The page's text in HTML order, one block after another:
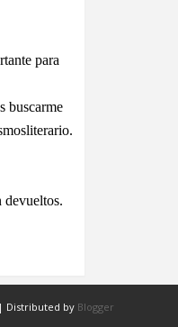
para
buscarme
devueltos.
| Distributed by Blogger